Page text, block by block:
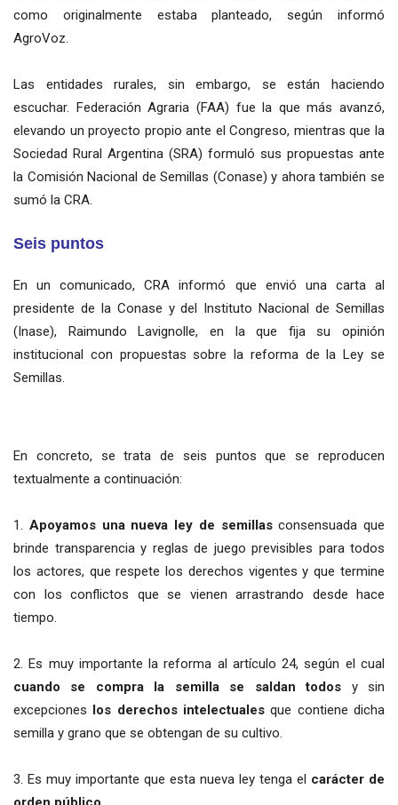
como originalmente estaba planteado, según informó
AgroVoz.
Las entidades rurales, sin embargo, se están haciendo
escuchar. Federación Agraria (FAA) fue la que más avanzó,
elevando un proyecto propio ante el Congreso, mientras que la
Sociedad Rural Argentina (SRA) formuló sus propuestas ante
la Comisión Nacional de Semillas (Conase) y ahora también se
sumó la CRA.
Seis puntos
En un comunicado, CRA informó que envió una carta al
presidente de la Conase y del Instituto Nacional de Semillas
(Inase), Raimundo Lavignolle, en la que fija su opinión
institucional con propuestas sobre la reforma de la Ley se
Semillas.
En concreto, se trata de seis puntos que se reproducen
textualmente a continuación:
1. Apoyamos una nueva ley de semillasconsensuada que
brinde transparencia y reglas de juego previsibles para todos
los actores, que respete los derechos vigentes y que termine
con los conflictos que se vienen arrastrando desde hace
tiempo.
2. Es muy importante la reforma al artículo 24, según el cual
cuando se compra la semilla se saldan todos y sin
excepciones los derechos intelectuales que contiene dicha
semilla y grano que se obtengan de su cultivo.
3. Es muy importante que esta nueva ley tenga el carácter de